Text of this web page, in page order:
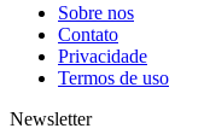
Sobre nos
Contato
Privacidade
Termos de uso
Newsletter